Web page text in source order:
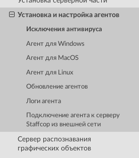
Установка и настройка агентов
Исключения антивируса
Агент для Windows
Агент для MacOS
Агент для Linux
Обновление агентов
Логи агента
Подключение агента к серверу
Staffcop из внешней сети
Cервер распознавания
графических объектов